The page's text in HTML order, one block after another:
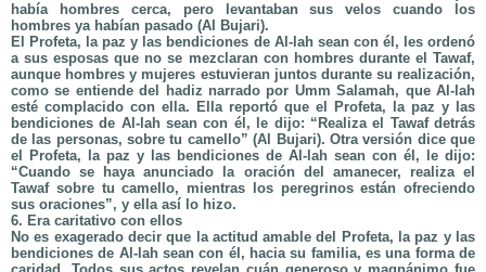
había hombres cerca, pero levantaban sus velos cuando los
hombres ya habían pasado (Al Bujari).
El Profeta, la paz y las bendiciones de Al-lah sean con él, les ordenó
a sus esposas que no se mezclaran con hombres durante el Tawaf,
aunque hombres y mujeres estuvieran juntos durante su realización,
como se entiende del hadiz narrado por Umm Salamah, que Al-lah
esté complacido con ella. Ella reportó que el Profeta, la paz y las
bendiciones de Al-lah sean con él, le dijo: “Realiza el Tawaf detrás
de las personas, sobre tu camello” (Al Bujari). Otra versión dice que
el Profeta, la paz y las bendiciones de Al-lah sean con él, le dijo:
“Cuando se haya anunciado la oración del amanecer, realiza el
Tawaf sobre tu camello, mientras los peregrinos están ofreciendo
sus oraciones”, y ella así lo hizo.
6. Era caritativo con ellos
No es exagerado decir que la actitud amable del Profeta, la paz y las
bendiciones de Al-lah sean con él, hacia su familia, es una forma de